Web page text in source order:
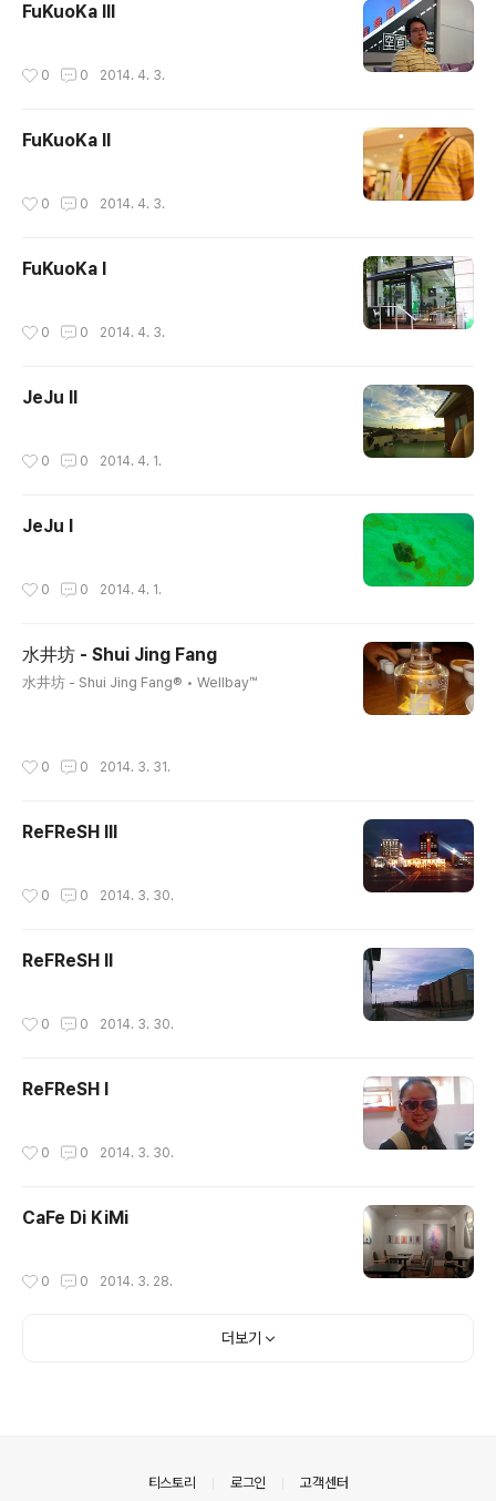
FuKuoKa III
0 0 2014. 4. 3.
FuKuoKa II
0 0 2014. 4. 3.
FuKuoKa I
0 0 2014. 4. 3.
JeJu II
0 0 2014. 4. 1.
JeJu I
0 0 2014. 4. 1.
水井坊 - Shui Jing Fang
水井坊 - Shui Jing Fang® • Wellbay™
0 0 2014. 3. 31.
ReFReSH III
0 0 2014. 3. 30.
ReFReSH II
0 0 2014. 3. 30.
ReFReSH I
0 0 2014. 3. 30.
CaFe Di KiMi
0 0 2014. 3. 28.
더보기
티스토리 로그인 고객센터